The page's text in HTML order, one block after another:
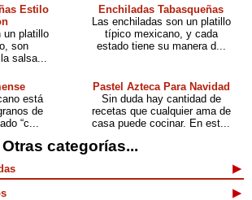
Estilo
un platillo
son
salsa...
Enchiladas Tabasqueñas
Las enchiladas son un platillo
típico mexicano, y cada
estado tiene su manera d...
está
de
“c...
Pastel Azteca Para Navidad
Sin duda hay cantidad de
recetas que cualquier ama de
casa puede cocinar. En est...
Otras categorías...